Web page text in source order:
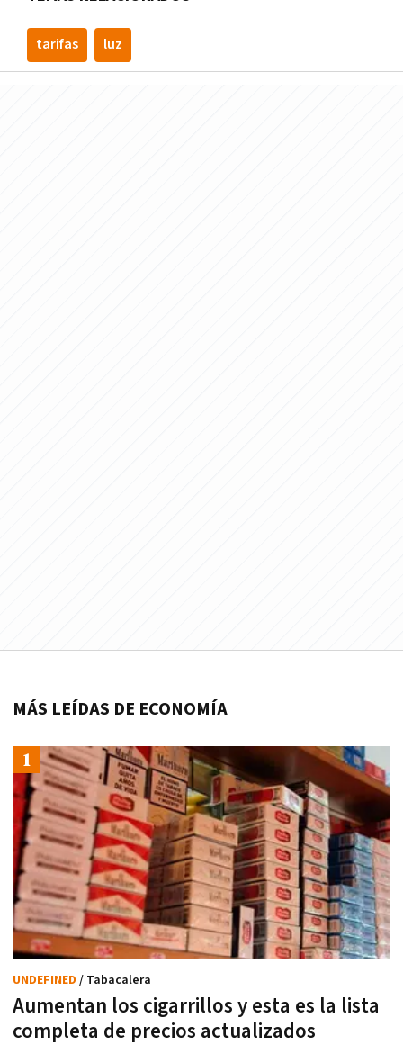
tarifas luz
MÁS LEÍDAS DE ECONOMÍA
Aumentan los cigarrillos y esta es la lista
completa de precios actualizados
UNDEFINED / Tabacalera